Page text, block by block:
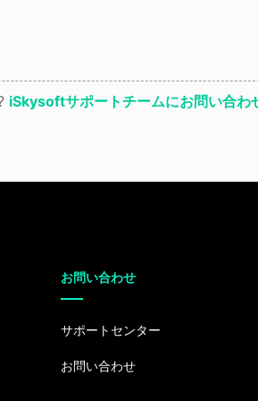
iSkysoftサポートチームにお問い合わ
お問い合わせ
サポートセンター
お問い合わせ